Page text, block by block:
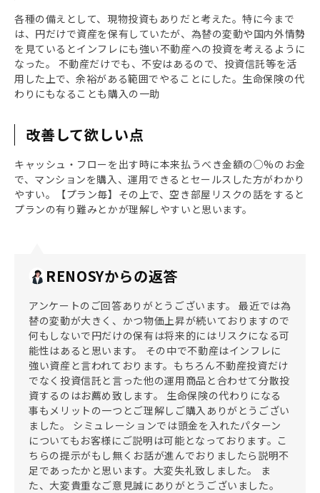
各種の備えとして、現物投資もありだと考えた。特に今まで
は、円だけで資産を保有していたが、為替の変動や国内外情勢
を見ているとインフレにも強い不動産への投資を考えるように
なった。 不動産だけでも、不安はあるので、投資信託等を活
用した上で、余裕がある範囲でやることにした。生命保険の代
わりにもなることも購入の一助
改善して欲しい点
キャッシュ・フローを出す時に本来払うべき金額の○%のお金
で、マンションを購入、運用できるとセールスした方がわかり
やすい。【プラン毎】その上で、空き部屋リスクの話をすると
プランの有り難みとかが理解しやすいと思います。
RENOSYからの返答
アンケートのご回答ありがとうございます。 最近では為
替の変動が大きく、かつ物価上昇が続いておりますので
何もしないで円だけの保有は将来的にはリスクになる可
能性はあると思います。 その中で不動産はインフレに
強い資産と言われております。もちろん不動産投資だけ
でなく投資信託と言った他の運用商品と合わせて分散投
資するのはお薦め致します。 生命保険の代わりになる
事もメリットの一つとご理解しご購入ありがとうござい
ました。 シミュレーションでは頭金を入れたパターン
についてもお客様にご説明は可能となっております。こ
ちらの提示がもし無くお話が進んでおりましたら説明不
足であったかと思います。大変失礼致しました。 ま
た、大変貴重なご意見誠にありがとうございました。